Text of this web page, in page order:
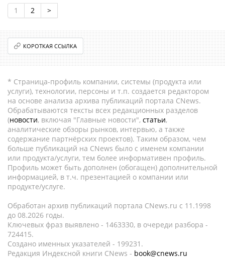
1 2 >
КОРОТКАЯ ССЫЛКА
* Страница-профиль компании, системы (продукта или
услуги), технологии, персоны и т.п. создается редактором
на основе анализа архива публикаций портала CNews.
Обрабатываются тексты всех редакционных разделов
(новости, включая "Главные новости", статьи,
аналитические обзоры рынков, интервью, а также
содержание партнёрских проектов). Таким образом, чем
больше публикаций на CNews было с именем компании
или продукта/услуги, тем более информативен профиль.
Профиль может быть дополнен (обогащен) дополнительной
информацией, в т.ч. презентацией о компании или
продукте/услуге.
Обработан архив публикаций портала CNews.ru c 11.1998
до 08.2026 годы.
Ключевых фраз выявлено - 1463330, в очереди разбора -
724415.
Создано именных указателей - 199231.
Редакция Индексной книги CNews - book@cnews.ru